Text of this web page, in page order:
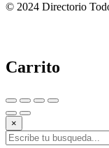
© 2024 Directorio
Carrito
×